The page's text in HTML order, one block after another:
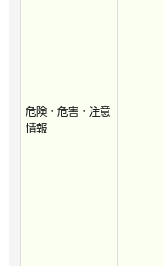
危険・危害・注意
情報